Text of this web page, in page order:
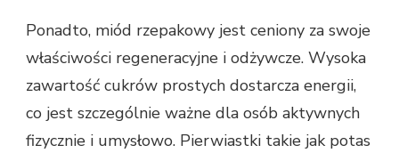
Ponadto, miód rzepakowy jest ceniony za swoje
właściwości regeneracyjne i odżywcze. Wysoka
zawartość cukrów prostych dostarcza energii,
co jest szczególnie ważne dla osób aktywnych
fizycznie i umysłowo. Pierwiastki takie jak potas